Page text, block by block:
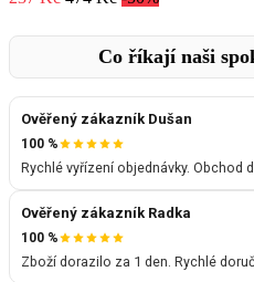
Co říkají naši
Ověřený zákazník Dušan
100 %
Rychlé vyřízení objednávky. Obchod
Ověřený zákazník Radka
100 %
Zboží dorazilo za 1 den. Rychlé